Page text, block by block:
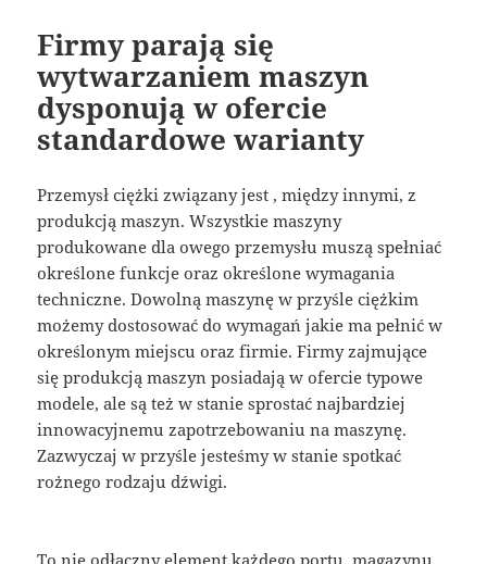
Firmy parają się
wytwarzaniem maszyn
dysponują w ofercie
standardowe warianty
Przemysł ciężki związany jest , między innymi, z
produkcją maszyn. Wszystkie maszyny
produkowane dla owego przemysłu muszą spełniać
określone funkcje oraz określone wymagania
techniczne. Dowolną maszynę w przyśle ciężkim
możemy dostosować do wymagań jakie ma pełnić w
określonym miejscu oraz firmie. Firmy zajmujące
się produkcją maszyn posiadają w ofercie typowe
modele, ale są też w stanie sprostać najbardziej
innowacyjnemu zapotrzebowaniu na maszynę.
Zazwyczaj w przyśle jesteśmy w stanie spotkać
rożnego rodzaju dźwigi.
To nie odłączny element każdego portu, magazynu